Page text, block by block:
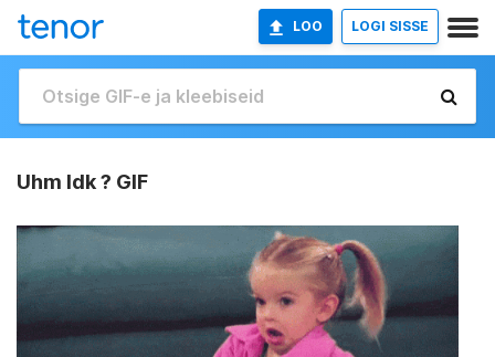
LOO LOGI SISSE
Uhm Idk ? GIF